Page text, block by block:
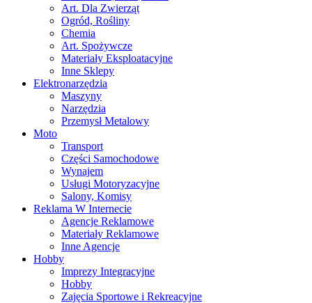
Art. Dla Zwierząt
Ogród, Rośliny
Chemia
Art. Spożywcze
Materiały Eksploatacyjne
Inne Sklepy
Elektronarzędzia
Maszyny
Narzędzia
Przemysł Metalowy
Moto
Transport
Części Samochodowe
Wynajem
Usługi Motoryzacyjne
Salony, Komisy
Reklama W Internecie
Agencje Reklamowe
Materiały Reklamowe
Inne Agencje
Hobby
Imprezy Integracyjne
Hobby
Zajęcia Sportowe i Rekreacyjne